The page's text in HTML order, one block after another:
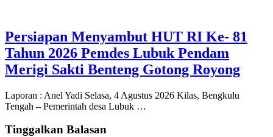
Persiapan Menyambut HUT RI Ke- 81
Tahun 2026 Pemdes Lubuk Pendam
Merigi Sakti Benteng Gotong Royong
Laporan : Anel Yadi Selasa, 4 Agustus 2026 Kilas, Bengkulu
Tengah – Pemerintah desa Lubuk …
Tinggalkan Balasan